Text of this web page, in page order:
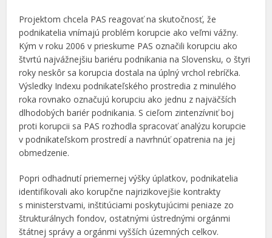
Projektom chcela PAS reagovať na skutočnosť, že
podnikatelia vnímajú problém korupcie ako veľmi vážny.
Kým v roku 2006 v prieskume PAS označili korupciu ako
štvrtú najvážnejšiu bariéru podnikania na Slovensku, o štyri
roky neskôr sa korupcia dostala na úplný vrchol rebríčka.
Výsledky Indexu podnikateľského prostredia z minulého
roka rovnako označujú korupciu ako jednu z najväčších
dlhodobých bariér podnikania. S cieľom zintenzívniť boj
proti korupcii sa PAS rozhodla spracovať analýzu korupcie
v podnikateľskom prostredí a navrhnúť opatrenia na jej
obmedzenie.
Popri odhadnutí priemernej výšky úplatkov, podnikatelia
identifikovali ako korupčne najrizikovejšie kontrakty
s ministerstvami, inštitúciami poskytujúcimi peniaze zo
štrukturálnych fondov, ostatnými ústrednými orgánmi
štátnej správy a orgánmi vyšších územných celkov.